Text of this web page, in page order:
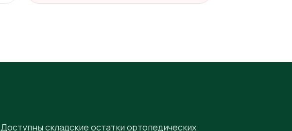
Доступны складские остатки ортопедических